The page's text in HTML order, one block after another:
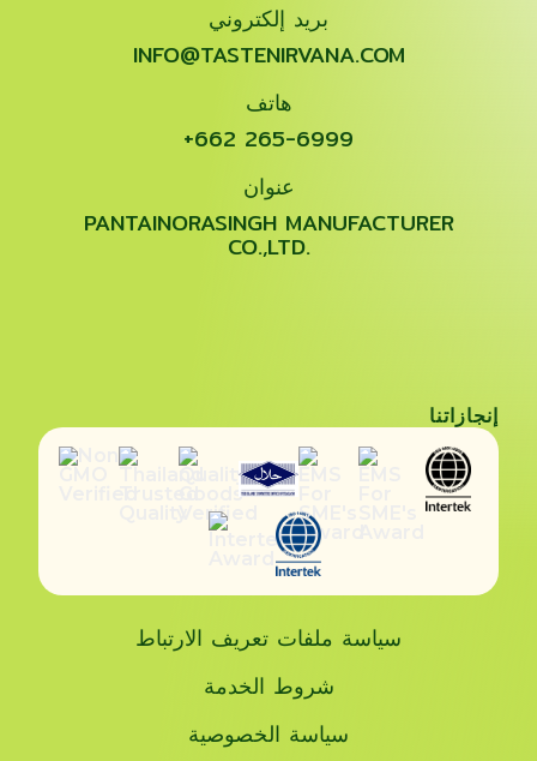
بريد إلكتروني
INFO@TASTENIRVANA.COM
هاتف
+662 265-6999
عنوان
PANTAINORASINGH MANUFACTURER
CO.,LTD.
إنجازاتنا
سياسة ملفات تعريف الارتباط
شروط الخدمة
سياسة الخصوصية